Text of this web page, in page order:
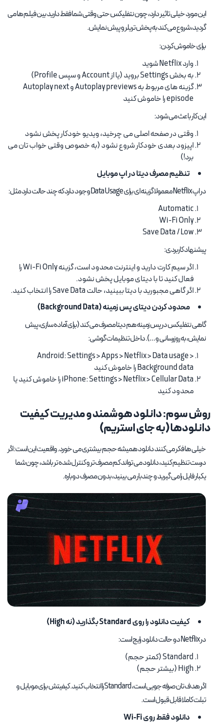
این مورد خیلی تاثیر دارد، چون نتفلیکس حتی وقتی شما فقط دارید بین فیلم ها می
گردید، شروع می کند به پخش تریلر و پیش نمایش.
برای خاموش کردن:
وارد Netflix شوید
به بخش Settings بروید (یا از Account و سپس Profile)
گزینه های مربوط به Autoplay previews و Autoplay next
episode را خاموش کنید
این کار باعث می شود:
وقتی در صفحه اصلی می چرخید، ویدیو خودکار پخش نشود
اپیزود بعدی خودکار شروع نشود (به خصوص وقتی خواب تان می
برد!)
تنظیم مصرف دیتا در اپ موبایل
در اپ Netflix معمولا گزینه ای برای Data Usage وجود دارد که چند حالت دارد مثل:
Automatic
Wi-Fi Only
Save Data / Low
پیشنهاد کاربردی:
اگر سیم کارت دارید و اینترنت محدود است، گزینه Wi-Fi Only را
فعال کنید تا با دیتای موبایل پخش نشود.
اگر گاهی مجبورید با دیتا ببینید، حالت Save Data را انتخاب کنید.
محدود کردن دیتای پس زمینه (Background Data)
گاهی نتفلیکس در پس زمینه هم دیتا مصرف می کند (برای آماده سازی، پیش
نمایش، به روزرسانی و …). داخل تنظیمات گوشی:
Android: Settings > Apps > Netflix > Data usage >
Background data را خاموش کنید
iPhone: Settings > Netflix > Cellular Data را خاموش کنید یا
محدود کنید
روش سوم: دانلود هوشمند و مدیریت کیفیت
دانلودها (به جای استریم)
خیلی ها فکر می کنند دانلود همیشه حجم بیشتری می خورد. واقعیت این است: اگر
درست تنظیم کنید، دانلود می تواند کم مصرف تر و کنترل شده تر باشد، چون شما
یکبار فایل را می گیرید و چندبار می بینید، بدون مصرف دوباره.
کیفیت دانلود را روی Standard بگذارید (نه High)
در Netflix دو حالت دانلود رایج است:
Standard (کمتر حجم)
High (بیشتر حجم)
اگر هدف تان صرفه جویی است، Standard را انتخاب کنید. کیفیتش برای موبایل و
تبلت کاملا قابل قبول است.
دانلود فقط روی Wi-Fi